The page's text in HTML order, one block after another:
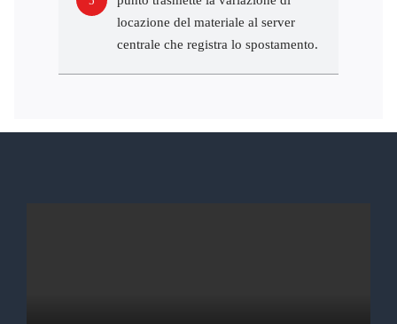
locazione del materiale al server
centrale che registra lo spostamento.